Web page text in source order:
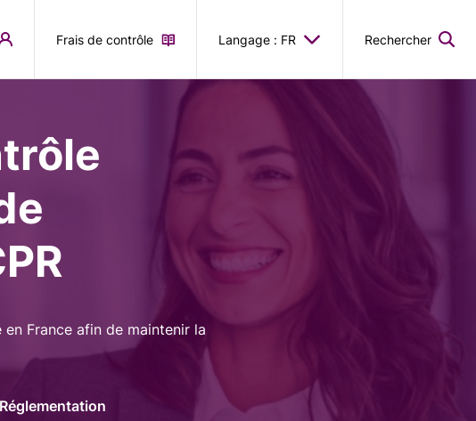
Frais de contrôle Langage : FR Rechercher
en France afin de maintenir la
Réglementation